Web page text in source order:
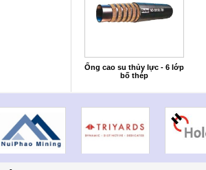
Ống cao su thủy lực - 6 lớp
bố thép